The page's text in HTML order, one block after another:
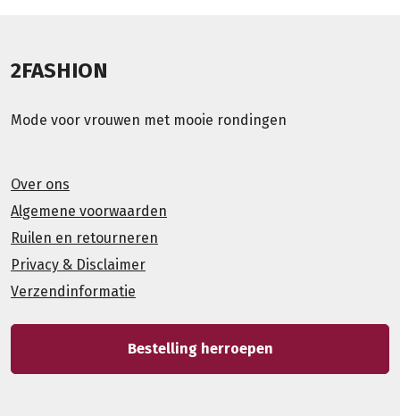
2FASHION
Mode voor vrouwen met mooie rondingen
Over ons
Algemene voorwaarden
Ruilen en retourneren
Privacy & Disclaimer
Verzendinformatie
Bestelling herroepen